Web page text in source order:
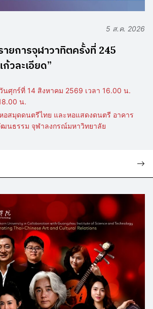
5 ส.ค. 2026
ยการจุฬาวาทิตครั้งที่ 245
วละเอียด”
วันศุกร์ที่ 14 สิงหาคม 2569 เวลา 16.00 น.
น.
อสมุดดนตรีไทย และหอแสดงดนตรี อาคาร
นธรรม จุฬาลงกรณ์มหาวิทยาลัย